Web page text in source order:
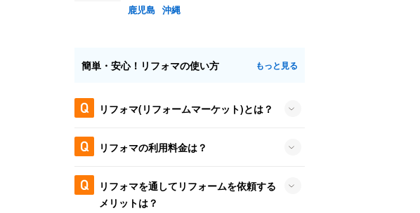
鹿児島 沖縄
簡単・安心！リフォマの使い方 もっと見る
リフォマ(リフォームマーケット)とは？
リフォマの利用料金は？
リフォマを通してリフォームを依頼する
メリットは？